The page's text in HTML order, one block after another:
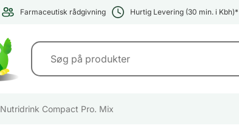
Farmaceutisk rådgivning Hurtig Levering (30 min. i Kbh)*
Nutridrink Compact Pro. Mix